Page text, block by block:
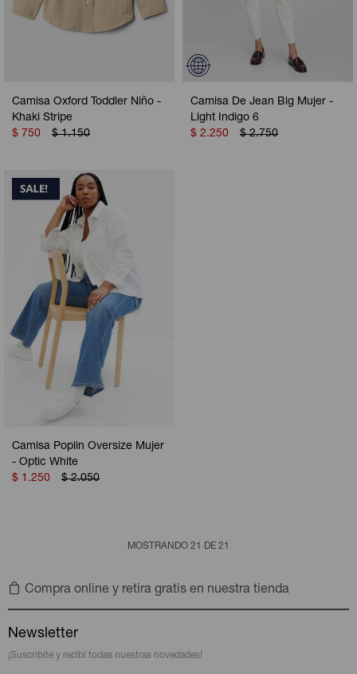
Camisa Oxford Toddler Niño -
Khaki Stripe
$ 750 $ 1.150
Camisa De Jean Big Mujer -
Light Indigo 6
$ 2.250 $ 2.750
Camisa Poplin Oversize Mujer
- Optic White
$ 1.250 $ 2.050
MOSTRANDO 21 DE 21
Compra online y retira gratis en nuestra tienda
Newsletter
¡Suscribite y recibí todas nuestras novedades!